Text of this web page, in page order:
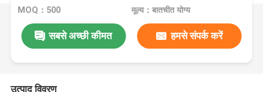
MOQ：500 मूल्य：बातचीत योग्य
सबसे अच्छी कीमत हमसे संपर्क करें
उत्पाद विवरण